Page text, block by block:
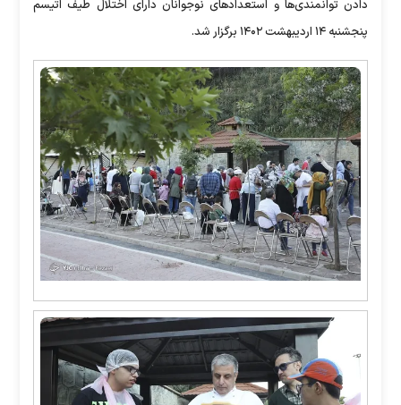
دادن توانمندی‌ها و استعداد‌های نوجوانان دارای اختلال طیف اتیسم
پنجشنبه ۱۴ اردیبهشت ۱۴۰۲ برگزار شد.